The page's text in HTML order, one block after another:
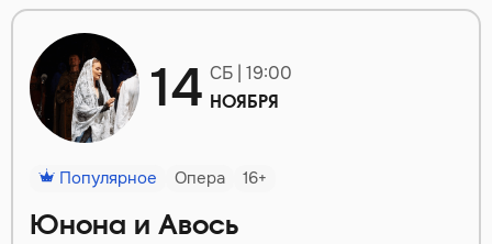
14 СБ | 19:00
НОЯБРЯ
Популярное Опера 16+
Юнона и Авось